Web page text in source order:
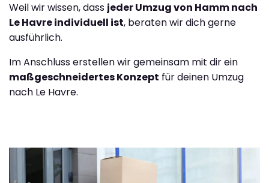
Weil wir wissen, dass jeder Umzug von Hamm nach
Le Havre individuell ist, beraten wir dich gerne
ausführlich.
Im Anschluss erstellen wir gemeinsam mit dir ein
maßgeschneidertes Konzept für deinen Umzug
nach Le Havre.